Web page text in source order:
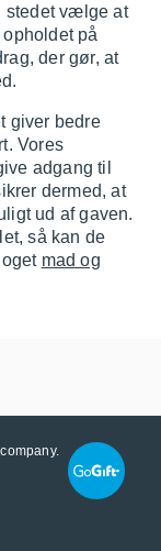
stedet vælge at
på
der gør, at
giver bedre
Vores
adgang til
dermed, at
ud af gaven.
så kan de
mad og